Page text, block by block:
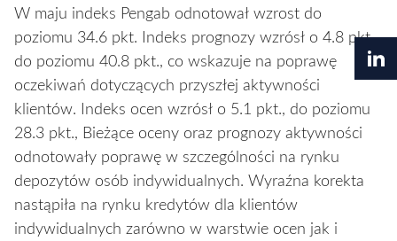
W maju indeks Pengab odnotował wzrost do
poziomu 34.6 pkt. Indeks prognozy wzrósł o 4.8 pkt.,
do poziomu 40.8 pkt., co wskazuje na poprawę
oczekiwań dotyczących przyszłej aktywności
klientów. Indeks ocen wzrósł o 5.1 pkt., do poziomu
28.3 pkt., Bieżące oceny oraz prognozy aktywności
odnotowały poprawę w szczególności na rynku
depozytów osób indywidualnych. Wyraźna korekta
nastąpiła na rynku kredytów dla klientów
indywidualnych zarówno w warstwie ocen jak i